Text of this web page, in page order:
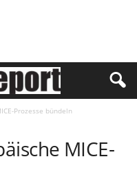
Prozesse bündeln
MICE-